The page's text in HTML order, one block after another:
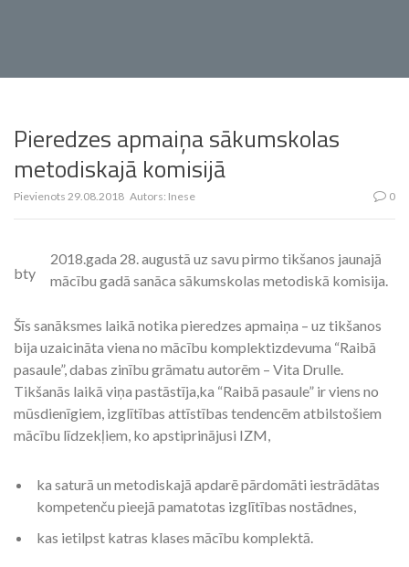
Pieredzes apmaiņa sākumskolas
metodiskajā komisijā
Pievienots 29.08.2018 Autors: Inese 0
bty
2018.gada 28. augustā uz savu pirmo tikšanos jaunajā
mācību gadā sanāca sākumskolas metodiskā komisija.
Šīs sanāksmes laikā notika pieredzes apmaiņa – uz tikšanos
bija uzaicināta viena no mācību komplektizdevuma “Raibā
pasaule”, dabas zinību grāmatu autorēm – Vita Drulle.
Tikšanās laikā viņa pastāstīja,ka “Raibā pasaule” ir viens no
mūsdienīgiem, izglītības attīstības tendencēm atbilstošiem
mācību līdzekļiem, ko apstiprinājusi IZM,
ka saturā un metodiskajā apdarē pārdomāti iestrādātas
kompetenču pieejā pamatotas izglītības nostādnes,
kas ietilpst katras klases mācību komplektā.